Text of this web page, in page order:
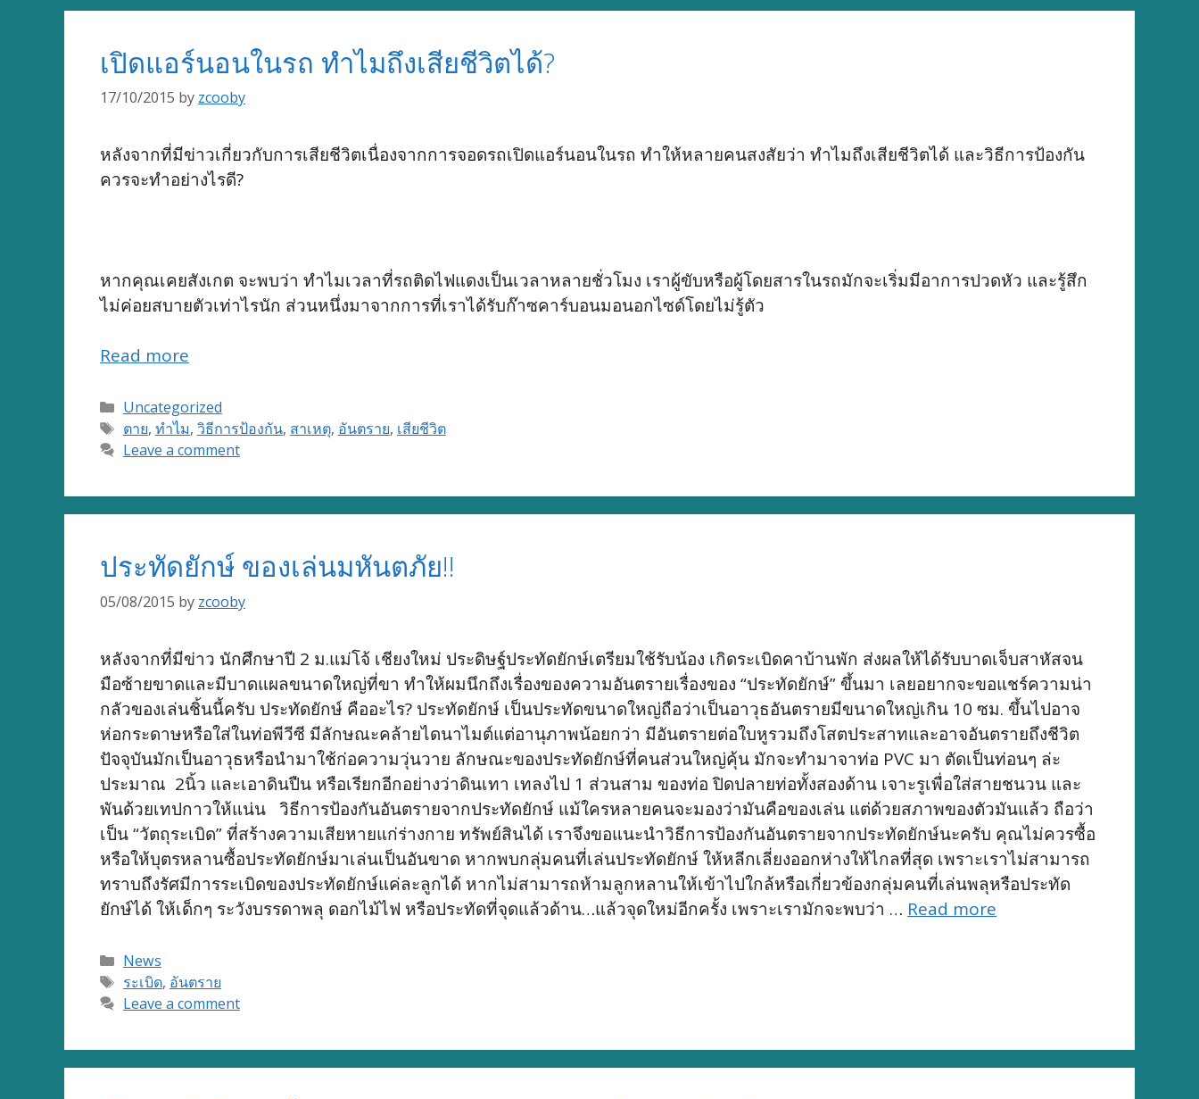
เปิดแอร์นอนในรถ ทำไมถึงเสียชีวิตได้?
17/10/2015 by zcooby
หลังจากที่มีข่าวเกี่ยวกับการเสียชีวิตเนื่องจากการจอดรถเปิดแอร์นอนในรถ ทำให้หลายคนสงสัยว่า ทำไมถึงเสียชีวิตได้ และวิธีการป้องกัน
ควรจะทำอย่างไรดี?
หากคุณเคยสังเกต จะพบว่า ทำไมเวลาที่รถติดไฟแดงเป็นเวลาหลายชั่วโมง เราผู้ขับหรือผู้โดยสารในรถมักจะเริ่มมีอาการปวดหัว และรู้สึก
ไม่ค่อยสบายตัวเท่าไรนัก ส่วนหนึ่งมาจากการที่เราได้รับก๊าซคาร์บอนมอนอกไซด์โดยไม่รู้ตัว
Read more
Categories
Uncategorized
Tags
ตาย, ทำไม, วิธีการป้องกัน, สาเหตุ, อันตราย, เสียชีวิต
Leave a comment
ประทัดยักษ์ ของเล่นมหันตภัย!!
05/08/2015 by zcooby
หลังจากที่มีข่าว นักศึกษาปี 2 ม.แม่โจ้ เชียงใหม่ ประดิษฐ์ประทัดยักษ์เตรียมใช้รับน้อง เกิดระเบิดคาบ้านพัก ส่งผลให้ได้รับบาดเจ็บสาหัสจน
มือซ้ายขาดและมีบาดแผลขนาดใหญ่ที่ขา ทำให้ผมนึกถึงเรื่องของความอันตรายเรื่องของ “ประทัดยักษ์” ขึ้นมา เลยอยากจะขอแชร์ความน่า
กลัวของเล่นชิ้นนี้ครับ ประทัดยักษ์ คืออะไร? ประทัดยักษ์ เป็นประทัดขนาดใหญ่ถือว่าเป็นอาวุธอันตรายมีขนาดใหญ่เกิน 10 ซม. ขึ้นไปอาจ
ห่อกระดาษหรือใส่ในท่อพีวีซี มีลักษณะคล้ายไดนาไมต์แต่อานุภาพน้อยกว่า มีอันตรายต่อใบหูรวมถึงโสตประสาทและอาจอันตรายถึงชีวิต
ปัจจุบันมักเป็นอาวุธหรือนำมาใช้ก่อความวุ่นวาย ลักษณะของประทัดยักษ์ที่คนส่วนใหญ่คุ้น มักจะทำมาจาท่อ PVC มา ตัดเป็นท่อนๆ ล่ะ
ประมาณ 2นิ้ว และเอาดินปืน หรือเรียกอีกอย่างว่าดินเทา เทลงไป 1 ส่วนสาม ของท่อ ปิดปลายท่อทั้งสองด้าน เจาะรูเพื่อใส่สายชนวน และ
พันด้วยเทปกาวให้แน่น วิธีการป้องกันอันตรายจากประทัดยักษ์ แม้ใครหลายคนจะมองว่ามันคือของเล่น แต่ด้วยสภาพของตัวมันแล้ว ถือว่า
เป็น “วัตถุระเบิด” ที่สร้างความเสียหายแก่ร่างกาย ทรัพย์สินได้ เราจึงขอแนะนำวิธีการป้องกันอันตรายจากประทัดยักษ์นะครับ คุณไม่ควรซื้อ
หรือให้บุตรหลานซื้อประทัดยักษ์มาเล่นเป็นอันขาด หากพบกลุ่มคนที่เล่นประทัดยักษ์ ให้หลีกเลี่ยงออกห่างให้ไกลที่สุด เพราะเราไม่สามารถ
ทราบถึงรัศมีการระเบิดของประทัดยักษ์แค่ละลูกได้ หากไม่สามารถห้ามลูกหลานให้เข้าไปใกล้หรือเกี่ยวข้องกลุ่มคนที่เล่นพลุหรือประทัด
ยักษ์ได้ ให้เด็กๆ ระวังบรรดาพลุ ดอกไม้ไฟ หรือประทัดที่จุดแล้วด้าน…แล้วจุดใหม่อีกครั้ง เพราะเรามักจะพบว่า … Read more
Categories
News
Tags
ระเบิด, อันตราย
Leave a comment